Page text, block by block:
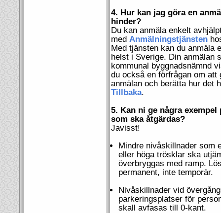
4. Hur kan jag göra en
hinder?
Du kan anmäla enkelt
med Anmälningstjänsten
Med tjänsten kan du anmäla
helst i Sverige. Din anmälan
kommunal byggnadsnämnd
du också en förfrågan om att
anmälan och berätta hur det
Tillbaka.
5. Kan ni ge några
som ska åtgärdas?
Javisst!
Mindre nivåskillnader som
eller höga trösklar ska
överbryggas med ramp.
permanent, inte temporär.
Nivåskillnader vid
parkeringsplatser för
skall avfasas till 0-kant.